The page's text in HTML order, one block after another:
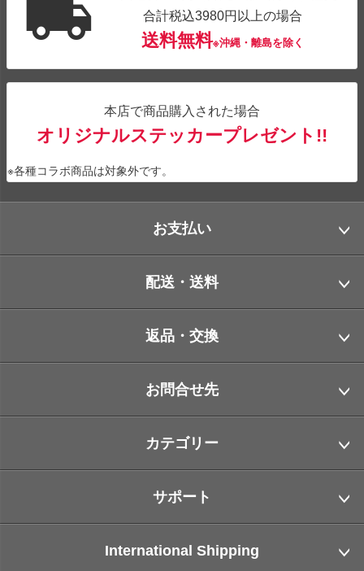
合計税込3980円以上の場合
送料無料※沖縄・離島を除く
本店で商品購入された場合
オリジナルステッカープレゼント!!
※各種コラボ商品は対象外です。
お支払い
配送・送料
返品・交換
お問合せ先
カテゴリー
サポート
International Shipping